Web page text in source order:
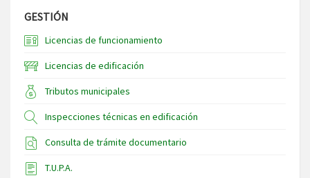
GESTIÓN
Licencias de funcionamiento
Licencias de edificación
Tributos municipales
Inspecciones técnicas en edificación
Consulta de trámite documentario
T.U.P.A.